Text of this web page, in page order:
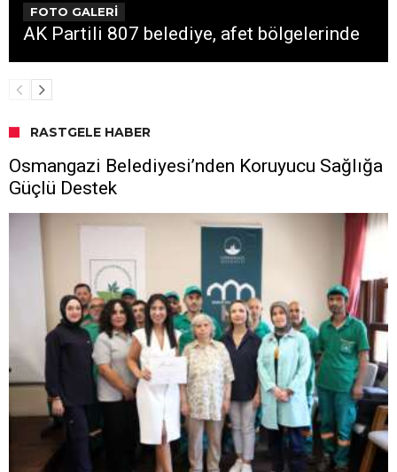
FOTO GALERİ
AK Partili 807 belediye, afet bölgelerinde
RASTGELE HABER
Osmangazi Belediyesi’nden Koruyucu Sağlığa
Güçlü Destek